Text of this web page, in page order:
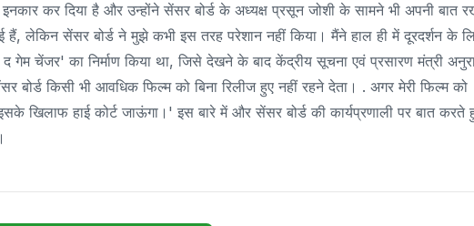
कर दिया है और उन्होंने सेंसर बोर्ड के अध्यक्ष प्रसून जोशी के सामने भी अपनी बात
लेकिन सेंसर बोर्ड ने मुझे कभी इस तरह परेशान नहीं किया। मैंने हाल ही में दूरदर्शन के
द गेम चेंजर' का निर्माण किया था, जिसे देखने के बाद केंद्रीय सूचना एवं प्रसारण मंत्री
बोर्ड किसी भी आवधिक फिल्म को बिना रिलीज हुए नहीं रहने देता। . अगर मेरी फिल्म को
खिलाफ हाई कोर्ट जाऊंगा।' इस बारे में और सेंसर बोर्ड की कार्यप्रणाली पर बात करते